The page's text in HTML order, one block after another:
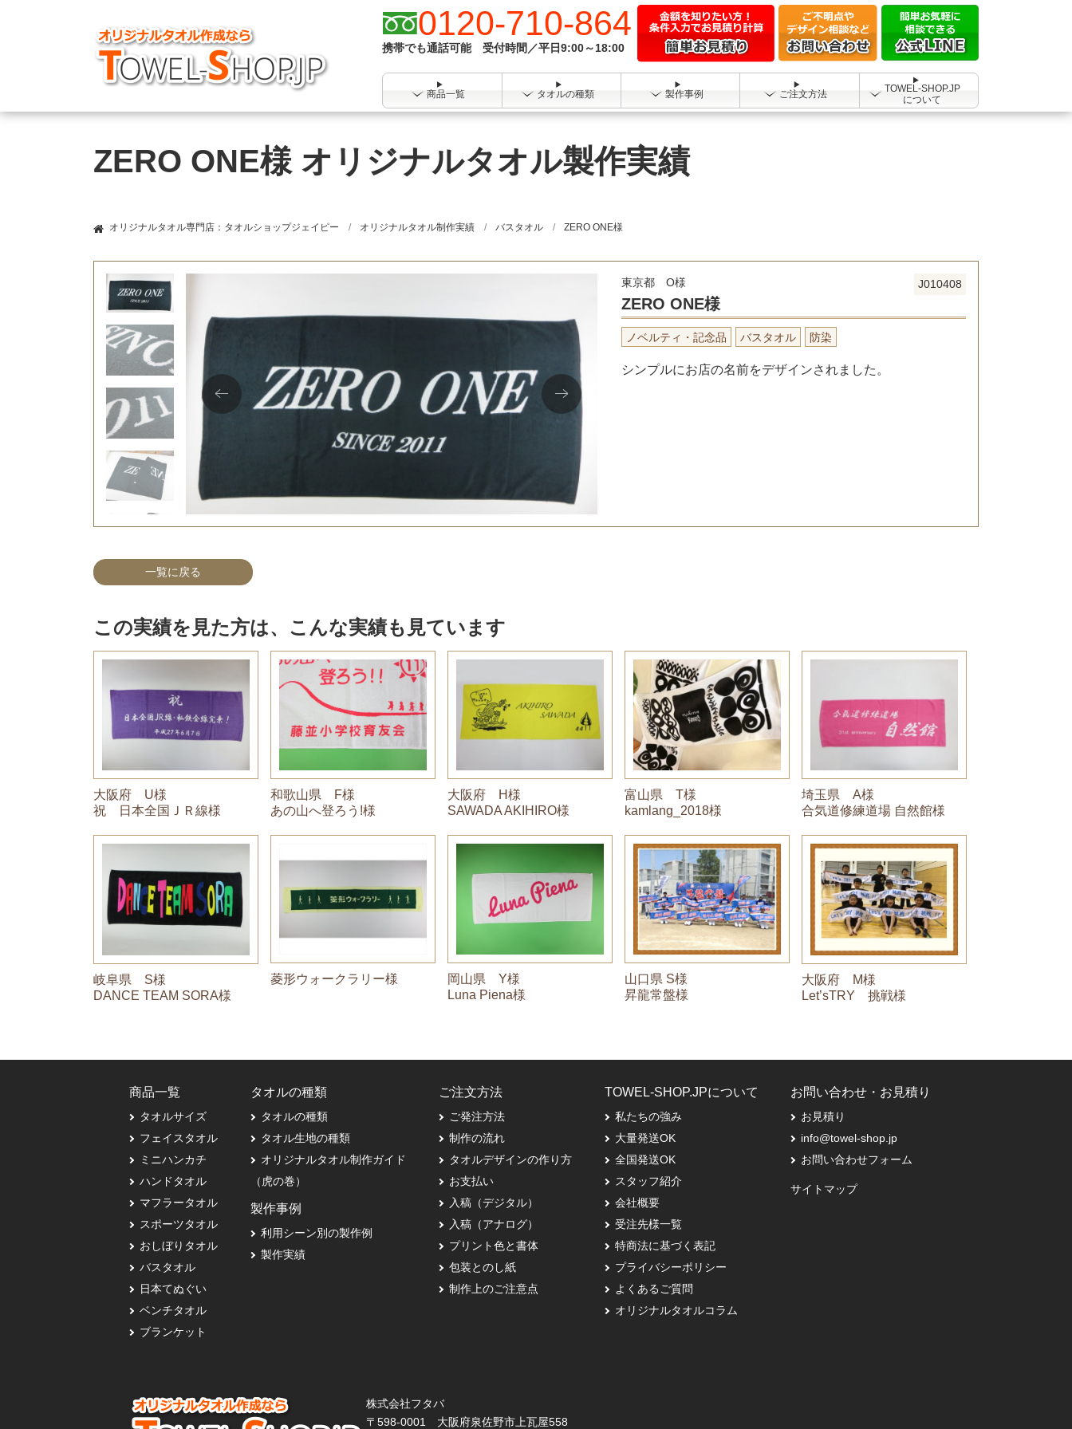
0120-710-864
携帯でも通話可能 受付時間／平日9:00～18:00
商品一覧 タオルの種類 製作事例 ご注文方法
TOWEL-SHOP.JP
について
ZERO ONE様 オリジナルタオル製作実績
オリジナルタオル専門店：タオルショップジェイピー オリジナルタオル制作実績 バスタオル ZERO ONE様
J010408
東京都 O様
ZERO ONE様
ノベルティ・記念品 バスタオル 防染
シンプルにお店の名前をデザインされました。
一覧に戻る
この実績を見た方は、こんな実績も見ています
大阪府 U様
祝 日本全国ＪＲ線様
和歌山県 F様
あの山へ登ろう!様
大阪府 H様
SAWADA AKIHIRO様
富山県 T様
kamlang_2018様
埼玉県 A様
合気道修練道場 自然館様
岐阜県 S様
DANCE TEAM SORA様
菱形ウォークラリー様
岡山県 Y様
Luna Piena様
山口県 S様
昇龍常盤様
大阪府 M様
Let’sTRY 挑戦様
商品一覧
タオルサイズ
フェイスタオル
ミニハンカチ
ハンドタオル
マフラータオル
スポーツタオル
おしぼりタオル
バスタオル
日本てぬぐい
ベンチタオル
ブランケット
タオルの種類
タオルの種類
タオル生地の種類
オリジナルタオル制作ガイド
（虎の巻）
製作事例
利用シーン別の製作例
製作実績
ご注文方法
ご発注方法
制作の流れ
タオルデザインの作り方
お支払い
入稿（デジタル）
入稿（アナログ）
プリント色と書体
包装とのし紙
制作上のご注意点
TOWEL-SHOP.JPについて
私たちの強み
大量発送OK
全国発送OK
スタッフ紹介
会社概要
受注先様一覧
特商法に基づく表記
プライバシーポリシー
よくあるご質問
オリジナルタオルコラム
お問い合わせ・お見積り
お見積り
info@towel-shop.jp
お問い合わせフォーム
サイトマップ
株式会社フタバ
〒598-0001 大阪府泉佐野市上瓦屋558